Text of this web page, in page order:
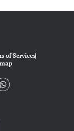
of Services